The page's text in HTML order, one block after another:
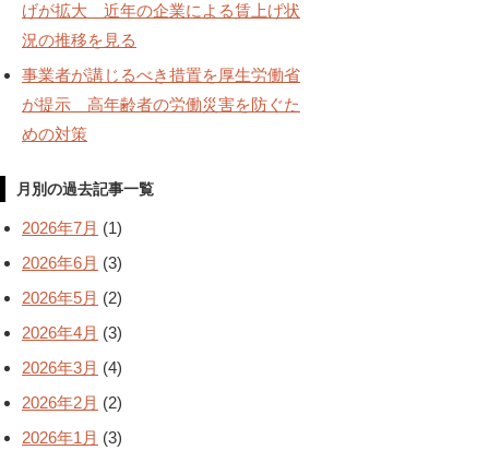
げが拡大 近年の企業による賃上げ状
況の推移を見る
事業者が講じるべき措置を厚生労働省
が提示 高年齢者の労働災害を防ぐた
めの対策
月別の過去記事一覧
2026年7月 (1)
2026年6月 (3)
2026年5月 (2)
2026年4月 (3)
2026年3月 (4)
2026年2月 (2)
2026年1月 (3)